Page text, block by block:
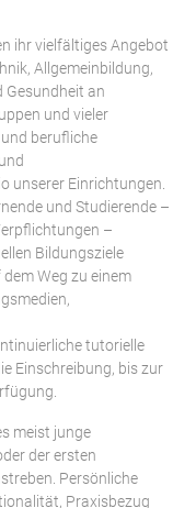
ihr vielfältiges Angebot
Allgemeinbildung,
Gesundheit an
und vieler
berufliche
unserer Einrichtungen.
und Studierende –
–
Bildungsziele
Weg zu einem
tutorielle
Einschreibung, bis zur
meist junge
der ersten
Persönliche
Praxisbezug